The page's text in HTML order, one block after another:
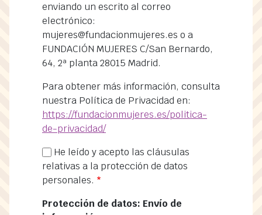
enviando un escrito al correo
electrónico:
mujeres@fundacionmujeres.es o a
FUNDACIÓN MUJERES C/San Bernardo,
64, 2ª planta 28015 Madrid.
Para obtener más información, consulta
nuestra Política de Privacidad en:
https://fundacionmujeres.es/politica-
de-privacidad/
He leído y acepto las cláusulas
relativas a la protección de datos
personales.
Protección de datos: Envío de